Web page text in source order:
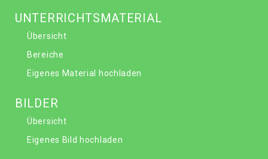
UNTERRICHTSMATERIAL
Übersicht
Bereiche
Eigenes Material hochladen
BILDER
Übersicht
Eigenes Bild hochladen